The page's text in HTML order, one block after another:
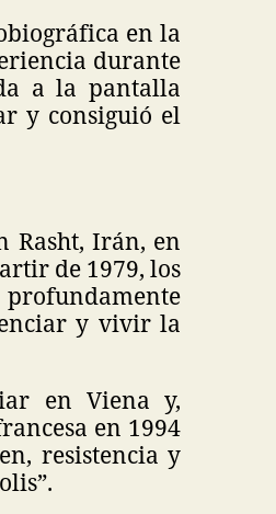
en la
durante
a la pantalla
y consiguió el
Rasht, Irán, en
de 1979, los
y vivir la
en Viena y,
en 1994
resistencia y